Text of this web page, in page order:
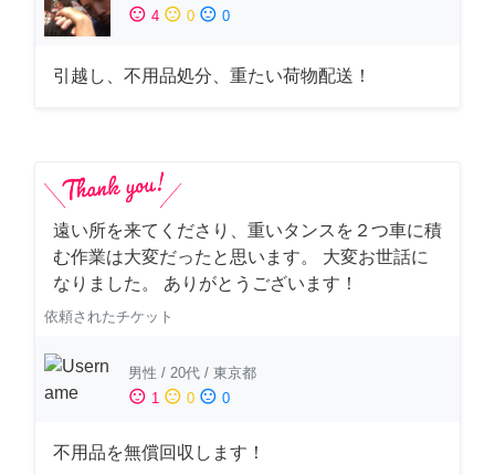
sentiment_satisfied 4 sentiment_neutral 0 sentiment_dissatisfied 0
引越し、不用品処分、重たい荷物配送！
遠い所を来てくださり、重いタンスを２つ車に積
む作業は大変だったと思います。 大変お世話に
なりました。 ありがとうございます！
依頼されたチケット
男性 / 20代 / 東京都
sentiment_satisfied 1 sentiment_neutral 0 sentiment_dissatisfied 0
不用品を無償回収します！